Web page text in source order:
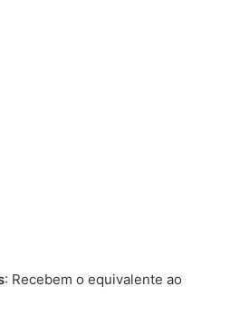
: Recebem o equivalente ao